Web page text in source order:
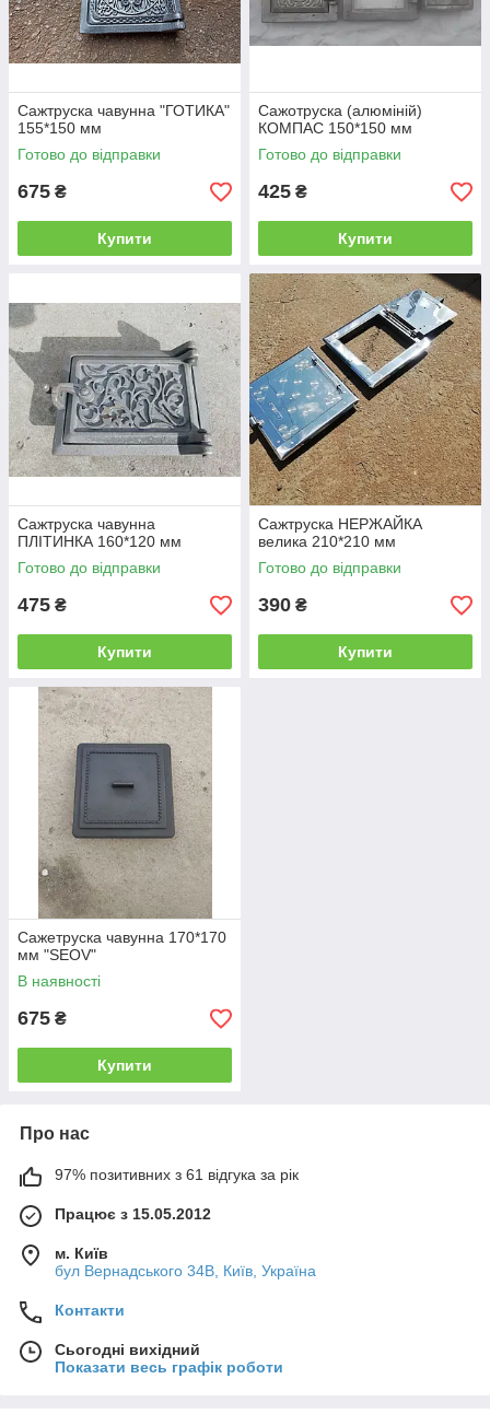
Сажтруска чавунна "ГОТИКА"
155*150 мм
Готово до відправки
675 ₴
Купити
Сажотруска (алюміній)
КОМПАС 150*150 мм
Готово до відправки
425 ₴
Купити
Сажтруска чавунна
ПЛІТИНКА 160*120 мм
Готово до відправки
475 ₴
Купити
Сажтруска НЕРЖАЙКА
велика 210*210 мм
Готово до відправки
390 ₴
Купити
Сажетруска чавунна 170*170
мм "SEOV"
В наявності
675 ₴
Купити
Про нас
97% позитивних з 61 відгука за рік
Працює з 15.05.2012
м. Київ
бул Вернадського 34В, Київ, Україна
Контакти
Сьогодні вихідний
Показати весь графік роботи